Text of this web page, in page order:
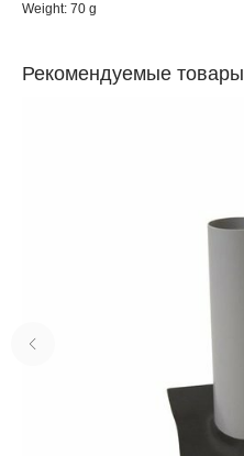
Weight: 70 g
Рекомендуемые товары